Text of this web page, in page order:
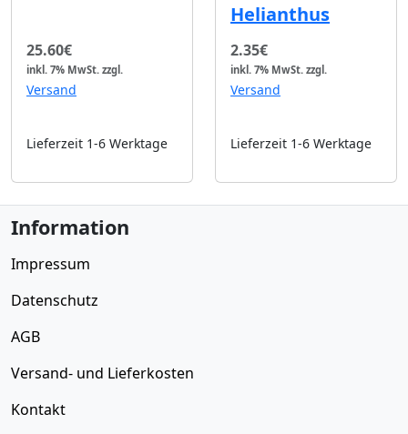
25.60€
inkl. 7% MwSt. zzgl.
Versand
Lieferzeit 1-6 Werktage
Helianthus
2.35€
inkl. 7% MwSt. zzgl.
Versand
Lieferzeit 1-6 Werktage
Information
Impressum
Datenschutz
AGB
Versand- und Lieferkosten
Kontakt